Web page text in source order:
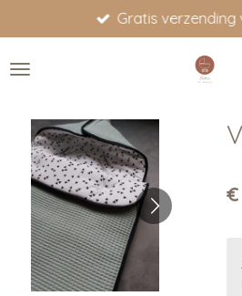
direct
naar
Gratis verzending